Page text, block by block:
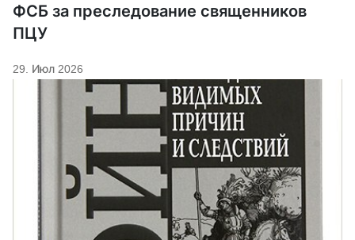
ФСБ за преследование священников
ПЦУ
29. Июл 2026